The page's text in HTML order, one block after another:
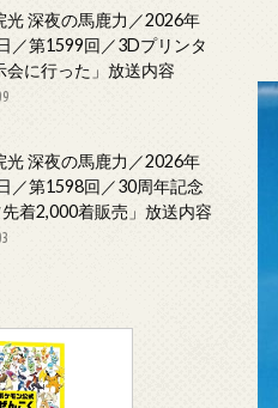
光 深夜の馬鹿力／2026年
／第1599回／3Dプリンタ
会に行った」放送内容
光 深夜の馬鹿力／2026年
／第1598回／30周年記念
着2,000着販売」放送内容